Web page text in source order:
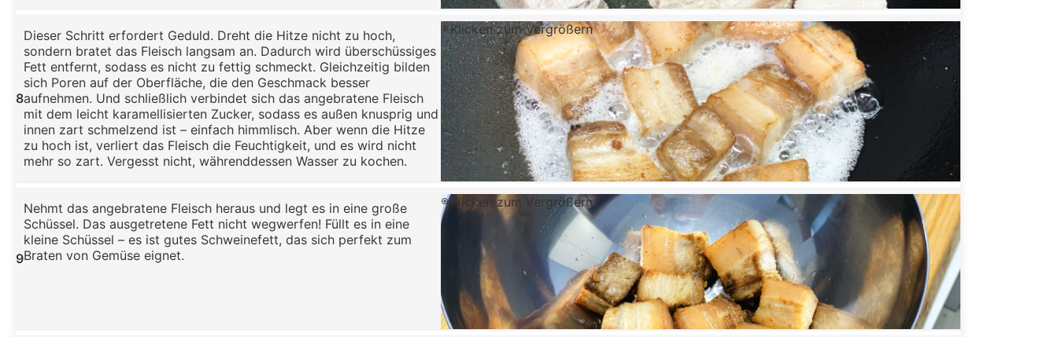
8
Dieser Schritt erfordert Geduld. Dreht die Hitze nicht zu hoch,
sondern bratet das Fleisch langsam an. Dadurch wird überschüssiges
Fett entfernt, sodass es nicht zu fettig schmeckt. Gleichzeitig bilden
sich Poren auf der Oberfläche, die den Geschmack besser
aufnehmen. Und schließlich verbindet sich das angebratene Fleisch
mit dem leicht karamellisierten Zucker, sodass es außen knusprig und
innen zart schmelzend ist – einfach himmlisch. Aber wenn die Hitze
zu hoch ist, verliert das Fleisch die Feuchtigkeit, und es wird nicht
mehr so zart. Vergesst nicht, währenddessen Wasser zu kochen.
Klicken zum Vergrößern
9
Nehmt das angebratene Fleisch heraus und legt es in eine große
Schüssel. Das ausgetretene Fett nicht wegwerfen! Füllt es in eine
kleine Schüssel – es ist gutes Schweinefett, das sich perfekt zum
Braten von Gemüse eignet.
Klicken zum Vergrößern